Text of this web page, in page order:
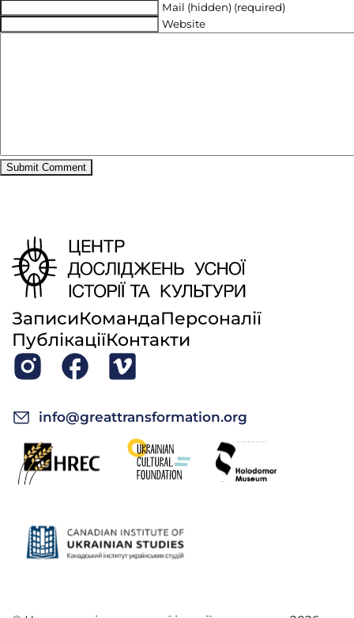
Mail (hidden) (required)
Website
ЗаписиКомандаПерсоналії
ПублікаціїКонтакти
info@greattransformation.org